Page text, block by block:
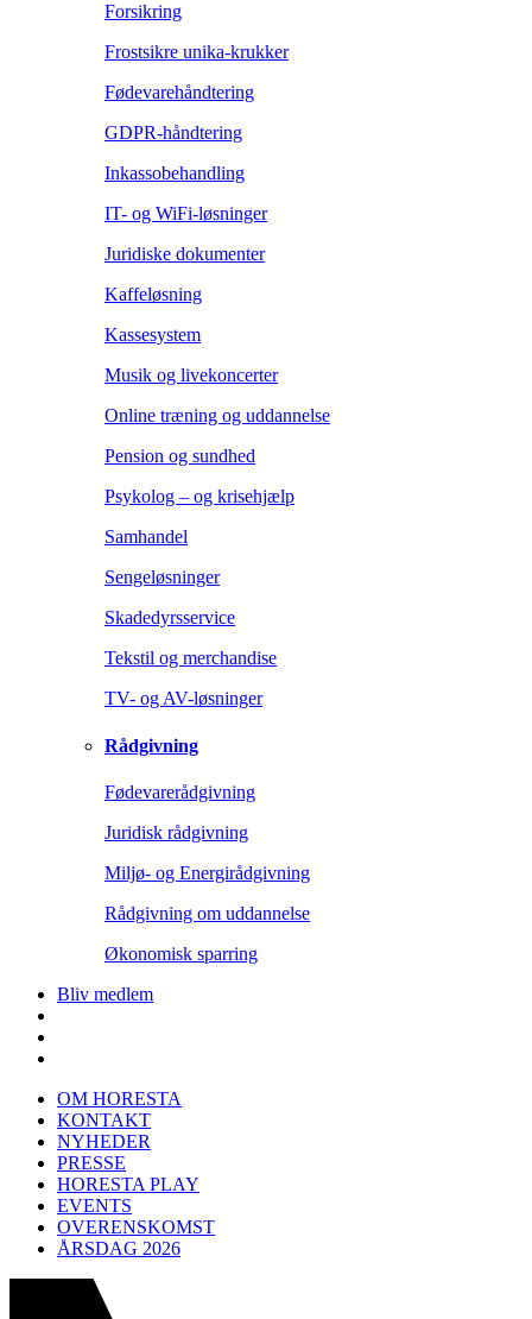
Forsikring
Frostsikre unika-krukker
Fødevarehåndtering
GDPR-håndtering
Inkassobehandling
IT- og WiFi-løsninger
Juridiske dokumenter
Kaffeløsning
Kassesystem
Musik og livekoncerter
Online træning og uddannelse
Pension og sundhed
Psykolog – og krisehjælp
Samhandel
Sengeløsninger
Skadedyrsservice
Tekstil og merchandise
TV- og AV-løsninger
Rådgivning
Fødevarerådgivning
Juridisk rådgivning
Miljø- og Energirådgivning
Rådgivning om uddannelse
Økonomisk sparring
Bliv medlem
OM HORESTA
KONTAKT
NYHEDER
PRESSE
HORESTA PLAY
EVENTS
OVERENSKOMST
ÅRSDAG 2026